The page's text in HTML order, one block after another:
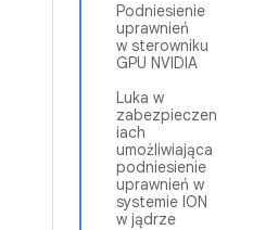
Podniesienie
uprawnień
w sterowniku
GPU NVIDIA
Luka w
zabezpieczen
iach
umożliwiająca
podniesienie
uprawnień w
systemie ION
w jądrze